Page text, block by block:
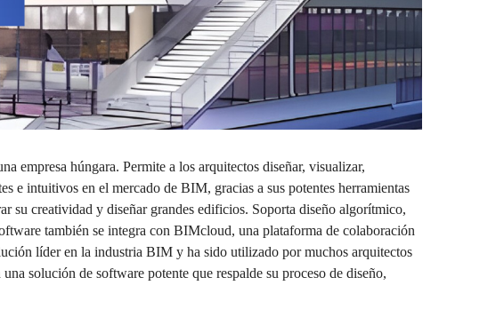
húngara. Permite a los arquitectos diseñar, visualizar,
e intuitivos en el mercado de BIM, gracias a sus potentes herramientas
su creatividad y diseñar grandes edificios. Soporta diseño algorítmico,
también se integra con BIMcloud, una plataforma de colaboración
líder en la industria BIM y ha sido utilizado por muchos arquitectos
solución de software potente que respalde su proceso de diseño,